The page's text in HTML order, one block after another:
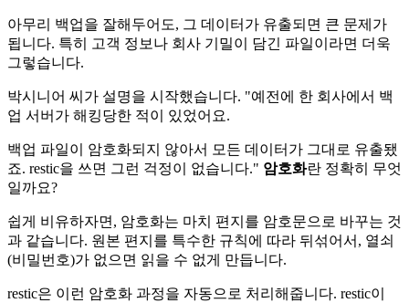
아무리 백업을 잘해두어도, 그 데이터가 유출되면 큰 문제가
됩니다. 특히 고객 정보나 회사 기밀이 담긴 파일이라면 더욱
그렇습니다.
박시니어 씨가 설명을 시작했습니다. "예전에 한 회사에서 백
업 서버가 해킹당한 적이 있었어요.
백업 파일이 암호화되지 않아서 모든 데이터가 그대로 유출됐
죠. restic을 쓰면 그런 걱정이 없습니다." 암호화란 정확히 무엇
일까요?
쉽게 비유하자면, 암호화는 마치 편지를 암호문으로 바꾸는 것
과 같습니다. 원본 편지를 특수한 규칙에 따라 뒤섞어서, 열쇠
(비밀번호)가 없으면 읽을 수 없게 만듭니다.
restic은 이런 암호화 과정을 자동으로 처리해줍니다. restic이